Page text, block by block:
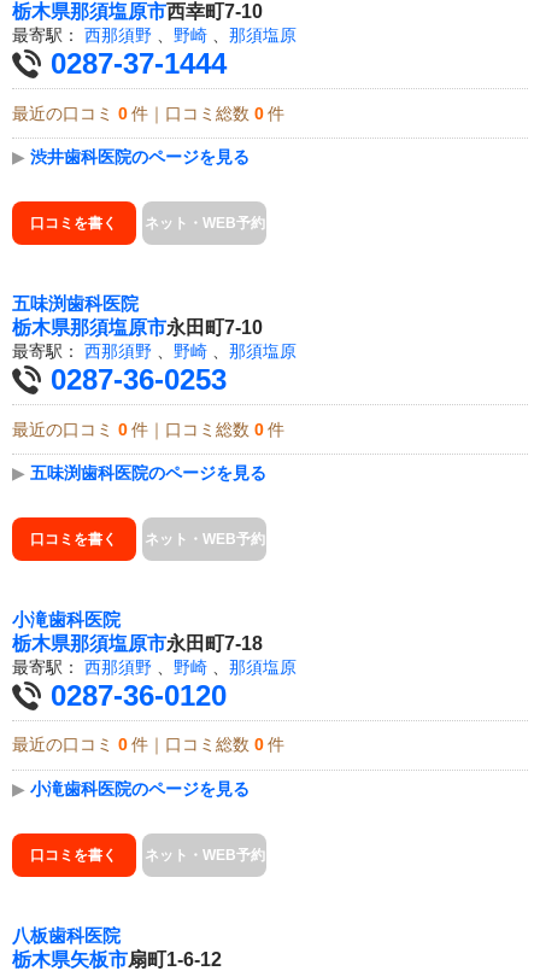
栃木県那須塩原市西幸町7-10
最寄駅： 西那須野 、 野崎 、 那須塩原
0287-37-1444
最近の口コミ 0 件｜口コミ総数 0 件
▶ 渋井歯科医院のページを見る
口コミを書く ネット・WEB予約
五味渕歯科医院
栃木県那須塩原市永田町7-10
最寄駅： 西那須野 、 野崎 、 那須塩原
0287-36-0253
最近の口コミ 0 件｜口コミ総数 0 件
▶ 五味渕歯科医院のページを見る
口コミを書く ネット・WEB予約
小滝歯科医院
栃木県那須塩原市永田町7-18
最寄駅： 西那須野 野崎 那須塩原
0287-36-0120
最近の口コミ 0 件｜口コミ総数 0 件
▶ 小滝歯科医院のページを見る
口コミを書く ネット・WEB予約
八板歯科医院
栃木県矢板市扇町1-6-12